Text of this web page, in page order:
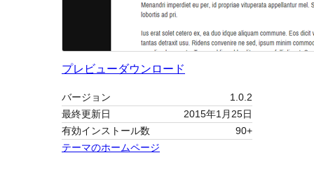
プレビューダウンロード
バージョン
1.0.2
最終更新日
2015年1月25日
有効インストール数
90+
テーマのホームページ